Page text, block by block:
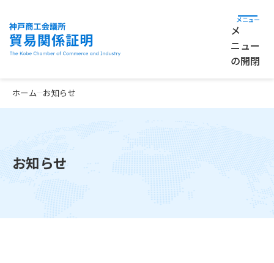
メ
ニュー
の開閉
ホーム お知らせ
お知らせ